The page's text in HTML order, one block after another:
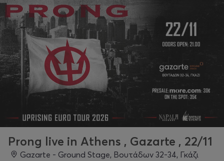
Prong live in Athens , Gazarte , 22/11
Gazarte - Ground Stage, Βουτάδων 32-34, Γκάζι